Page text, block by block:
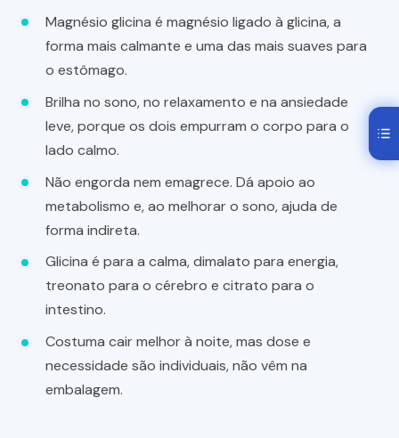
Magnésio glicina é magnésio ligado à glicina, a
forma mais calmante e uma das mais suaves para
o estômago.
Brilha no sono, no relaxamento e na ansiedade
leve, porque os dois empurram o corpo para o
lado calmo.
Não engorda nem emagrece. Dá apoio ao
metabolismo e, ao melhorar o sono, ajuda de
forma indireta.
Glicina é para a calma, dimalato para energia,
treonato para o cérebro e citrato para o
intestino.
Costuma cair melhor à noite, mas dose e
necessidade são individuais, não vêm na
embalagem.